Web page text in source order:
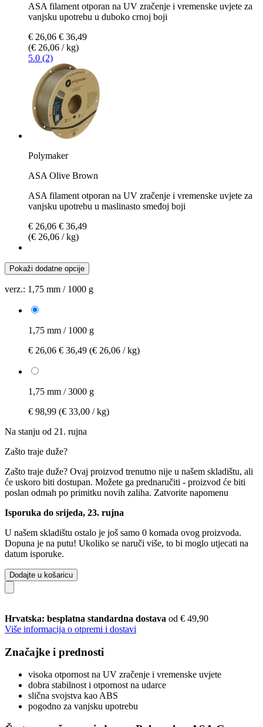
ASA filament otporan na UV zračenje i vremenske uvjete za
vanjsku upotrebu u duboko crnoj boji
€ 26,06 € 36,49
(€ 26,06 / kg)
5.0 (2)
Polymaker
ASA Olive Brown
ASA filament otporan na UV zračenje i vremenske uvjete za
vanjsku upotrebu u maslinasto smeđoj boji
€ 26,06 € 36,49
(€ 26,06 / kg)
Pokaži dodatne opcije
verz.: 1,75 mm / 1000 g
1,75 mm / 1000 g
€ 26,06 € 36,49 (€ 26,06 / kg)
1,75 mm / 3000 g
€ 98,99 (€ 33,00 / kg)
Na stanju od 21. rujna
Zašto traje duže?
Zašto traje duže? Ovaj proizvod trenutno nije u našem skladištu, ali
će uskoro biti dostupan. Možete ga prednaručiti - proizvod će biti
poslan odmah po primitku novih zaliha. Zatvorite napomenu
Isporuka do srijeda, 23. rujna
U našem skladištu ostalo je još samo 0 komada ovog proizvoda.
Dopuna je na putu! Ukoliko se naruči više, to bi moglo utjecati na
datum isporuke.
Dodajte u košaricu
Hrvatska: besplatna standardna dostava od € 49,90
Više informacija o otpremi i dostavi
Značajke i prednosti
visoka otpornost na UV zračenje i vremenske uvjete
dobra stabilnost i otpornost na udarce
slična svojstva kao ABS
pogodno za vanjsku upotrebu